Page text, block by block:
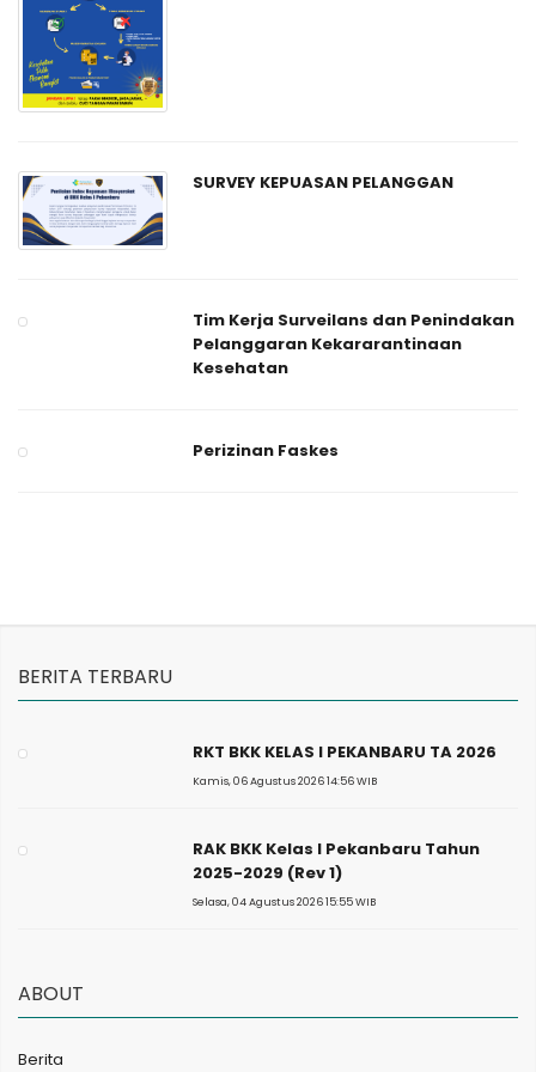
SURVEY KEPUASAN PELANGGAN
Tim Kerja Surveilans dan Penindakan
Pelanggaran Kekararantinaan
Kesehatan
Perizinan Faskes
BERITA TERBARU
RKT BKK KELAS I PEKANBARU TA 2026
Kamis, 06 Agustus 2026 14:56 WIB
RAK BKK Kelas I Pekanbaru Tahun
2025-2029 (Rev 1)
Selasa, 04 Agustus 2026 15:55 WIB
ABOUT
Berita